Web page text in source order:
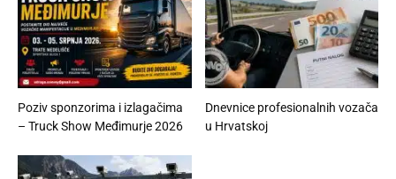
Poziv sponzorima i izlagačima
– Truck Show Međimurje 2026
Dnevnice profesionalnih vozača
u Hrvatskoj